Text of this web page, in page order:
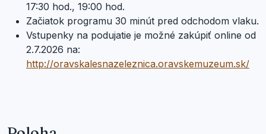
17:30 hod., 19:00 hod.
Začiatok programu 30 minút pred odchodom vlaku.
Vstupenky na podujatie je možné zakúpiť online od
2.7.2026 na:
http://oravskalesnazeleznica.oravskemuzeum.sk/